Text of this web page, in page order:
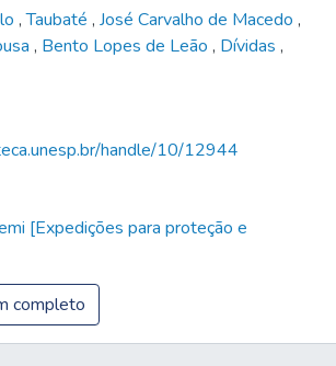
,Taubaté , José Carvalho de Macedo ,
, Bento Lopes de Leão , Dívidas ,
handle/10/12944
[Expedições para proteção e
completo